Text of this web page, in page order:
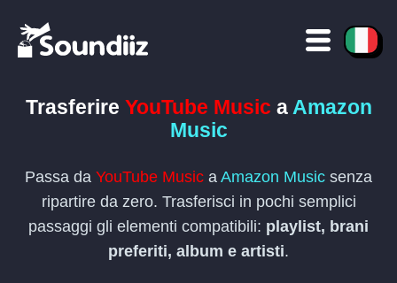
Trasferire YouTube Music a Amazon
Music
Passa da YouTube Music a Amazon Music senza
ripartire da zero. Trasferisci in pochi semplici
passaggi gli elementi compatibili: playlist, brani
preferiti, album e artisti.